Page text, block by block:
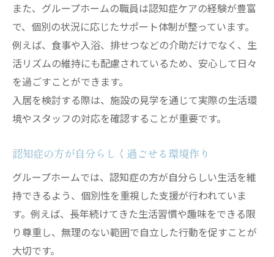
また、グループホームの職員は認知症ケアの経験が豊富
で、個別の状況に応じたサポート体制が整っています。
例えば、食事や入浴、排せつなどの介助だけでなく、生
活リズムの維持にも配慮されているため、安心して日々
を過ごすことができます。
入居を検討する際は、施設の見学を通じて実際の生活環
境やスタッフの対応を確認することが重要です。
認知症の方が自分らしく過ごせる環境作り
グループホームでは、認知症の方が自分らしい生活を維
持できるよう、個別性を重視した支援が行われていま
す。例えば、長年続けてきた生活習慣や趣味をできる限
り尊重し、無理のない範囲で自立した行動を促すことが
大切です。